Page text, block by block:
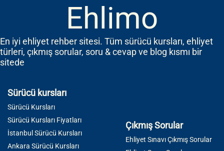
Ehlimo
En iyi ehliyet rehber sitesi. Tüm sürücü kursları, ehliyet
türleri, çıkmış sorular, soru & cevap ve blog kısmı bir
sitede
Sürücü kursları
Sürücü Kursları
Sürücü Kursları Fiyatları
İstanbul Sürücü Kursları
Ankara Sürücü Kursları
Çıkmış Sorular
Ehliyet Sınavı Çıkmış Sorular